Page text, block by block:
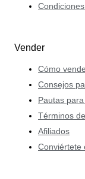
Vender
Cómo
Consejos
Pautas
Términos
Afiliados
Conviértete